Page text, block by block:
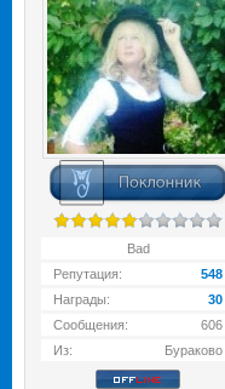
Bad
Репутация:
548
Награды:
30
Сообщения:
606
Из:
Бураково